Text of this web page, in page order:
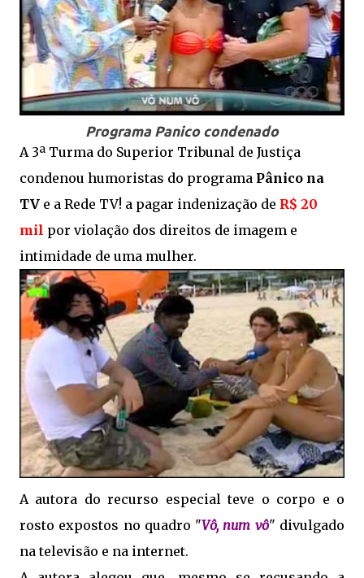
Programa Panico condenado
A 3ª Turma do Superior Tribunal de Justiça
condenou humoristas do programa Pânico na
TV e a Rede TV! a pagar indenização de R$ 20
mil por violação dos direitos de imagem e
intimidade de uma mulher.
A autora do recurso especial teve o corpo e o
rosto expostos no quadro "Vô, num vô" divulgado
na televisão e na internet.